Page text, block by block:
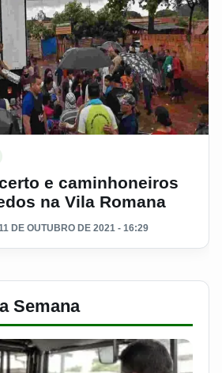
e caminhoneiros
na Vila Romana
DE OUTUBRO DE 2021 - 16:29
Semana